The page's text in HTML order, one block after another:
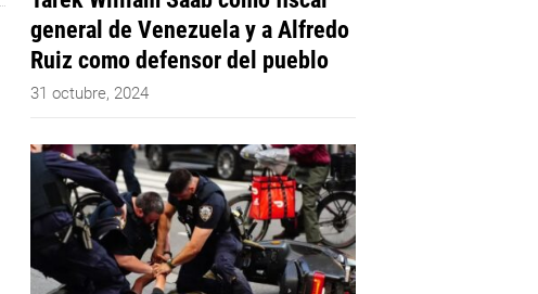
general de Venezuela y a Alfredo
Ruiz como defensor del pueblo
31 octubre, 2024